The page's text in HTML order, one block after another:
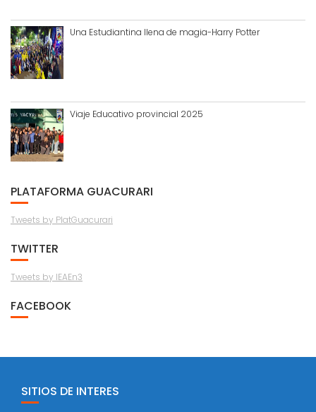
Una Estudiantina llena de magia-Harry Potter
Viaje Educativo provincial 2025
PLATAFORMA GUACURARI
Tweets by PlatGuacurari
TWITTER
Tweets by IEAEn3
FACEBOOK
SITIOS DE INTERES